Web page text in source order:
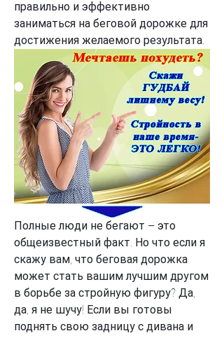
правильно и эффективно
заниматься на беговой дорожке для
достижения желаемого результата.
Полные люди не бегают – это
общеизвестный факт. Но что если я
скажу вам, что беговая дорожка
может стать вашим лучшим другом
в борьбе за стройную фигуру? Да,
да, я не шучу! Если вы готовы
поднять свою задницу с дивана и